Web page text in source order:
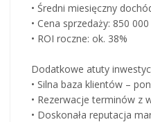
• Średni miesięczny
• Cena sprzedaży: 850
• ROI roczne: ok. 38%
Dodatkowe atuty
• Silna baza klientów –
• Rezerwacje terminów z
• Doskonała reputacja